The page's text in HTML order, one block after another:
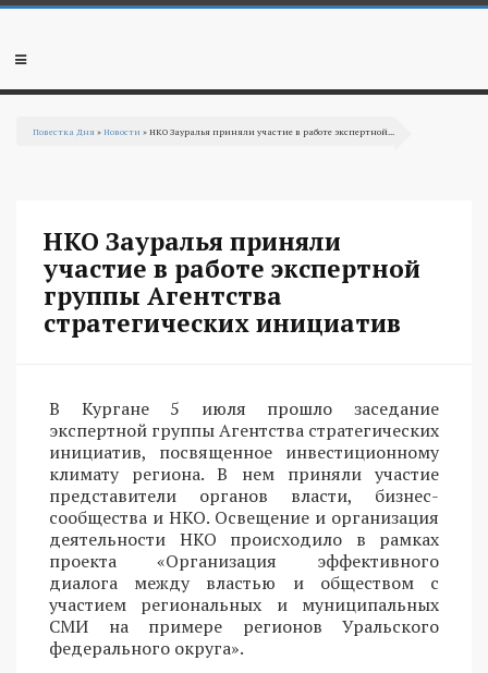
Перейти к основному содержанию
Мобильное
Повестка Дня »Новости » НКО Зауралья приняли участие в работе экспертной...
НКО Зауралья приняли
участие в работе экспертной
группы Агентства
стратегических инициатив
В Кургане 5 июля прошло заседание
экспертной группы Агентства стратегических
инициатив, посвященное инвестиционному
климату региона. В нем приняли участие
представители органов власти, бизнес-
сообщества и НКО. Освещение и организация
деятельности НКО происходило в рамках
проекта «Организация эффективного
диалога между властью и обществом с
участием региональных и муниципальных
СМИ на примере регионов Уральского
федерального округа».